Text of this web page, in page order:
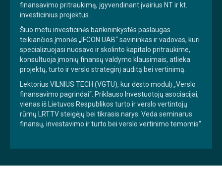
finansavimo pritraukimą, įgyvendinant įvairius NT ir kt.
investicinius projektus.
Šiuo metu investicinės bankininkystės paslaugas
teikiančios įmonės „IFCON UAB“ savininkas ir vadovas, kuri
specializuojasi nuosavo ir skolinto kapitalo pritraukime,
konsultuoja įmonių finansų valdymo klausimais, atlieka
projektų, turto ir verslo strateginį auditą bei vertinimą.
Lektorius VILNIUS TECH (VGTU), kur dėsto modulį „Verslo
finansavimo pagrindai“. Priklauso Investuotojų asociacijai,
vienas iš Lietuvos Respublikos turto ir verslo vertintojų
rūmų LRTTV steigėjų bei tikrasis narys. Veda seminarus
finansų, investavimo ir turto bei verslo vertinimo temomis“